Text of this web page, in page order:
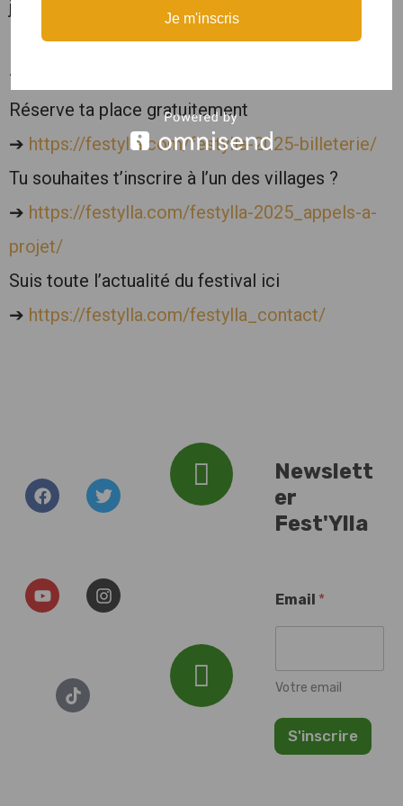
juin dédiée à la mobilisation de fonds pour la
lutte contre le cancer du sein.
————
Réserve ta place gratuitement
➔ https://festylla.com/festylla-2025-billeterie/
Tu souhaites t’inscrire à l’un des villages ?
➔ https://festylla.com/festylla-2025_appels-a-
projet/
Suis toute l’actualité du festival ici
➔ https://festylla.com/festylla_contact/
Newslett
er
Fest'Ylla
Email *
Votre email
S'inscrire
Je m'inscris